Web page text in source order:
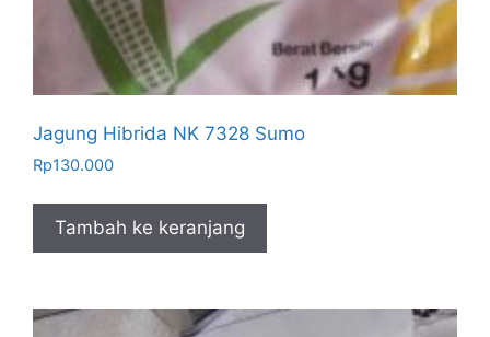
Jagung Hibrida NK 7328 Sumo
Rp130.000
Tambah ke keranjang